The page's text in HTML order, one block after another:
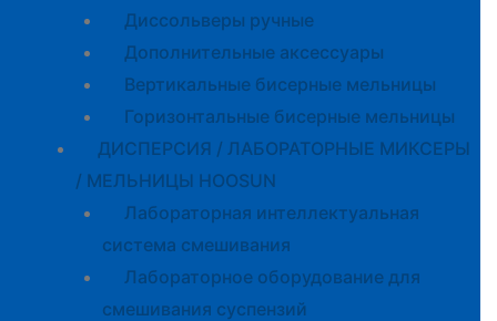
Диссольверы ручные
Дополнительные аксессуары
Вертикальные бисерные мельницы
Горизонтальные бисерные мельницы
ДИСПЕРСИЯ / ЛАБОРАТОРНЫЕ МИКСЕРЫ
/ МЕЛЬНИЦЫ HOOSUN
Лабораторная интеллектуальная
система смешивания
Лабораторное оборудование для
смешивания суспензий